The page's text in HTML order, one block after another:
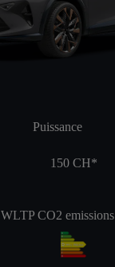
Puissance
150 CH*
WLTP CO2 emissions